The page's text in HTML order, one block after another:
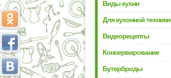
Виды кухни
Для кухонной техники
Видеорецепты
Консервирование
Бутерброды